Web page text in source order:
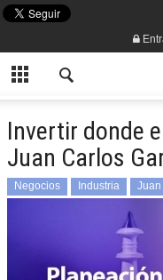
Invertir donde
Juan Carlos
Negocios Industria